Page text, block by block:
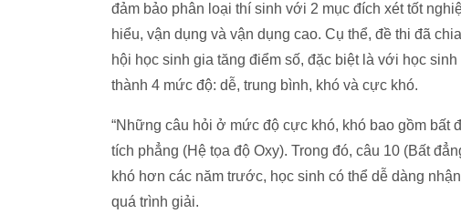
đảm bảo phân loại thí sinh với 2 mục đích xét tốt
hiểu, vận dụng và vận dụng cao. Cụ thể, đề thi đã
hội học sinh gia tăng điểm số, đặc biệt là với học
thành 4 mức độ: dễ, trung bình, khó và cực khó.
“Những câu hỏi ở mức độ cực khó, khó bao gồm bất
tích phẳng (Hệ tọa độ Oxy). Trong đó, câu 10 (Bất
khó hơn các năm trước, học sinh có thể dễ dàng
quá trình giải.